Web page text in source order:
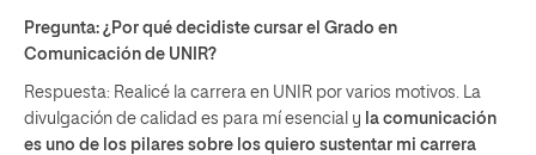
Pregunta: ¿Por qué decidiste cursar el Grado en
Comunicación de UNIR?
Respuesta: Realicé la carrera en UNIR por varios motivos. La
divulgación de calidad es para mí esencial y la comunicación
es uno de los pilares sobre los quiero sustentar mi carrera